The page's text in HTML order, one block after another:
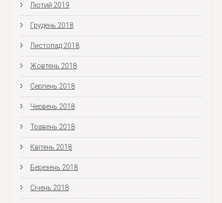
Лютий 2019
Грудень 2018
Листопад 2018
Жовтень 2018
Серпень 2018
Червень 2018
Травень 2018
Квітень 2018
Березень 2018
Січень 2018